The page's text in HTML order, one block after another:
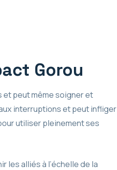
Gorou
et peut même soigner et
interruptions et peut infliger
utiliser pleinement ses
les alliés à l’échelle de la